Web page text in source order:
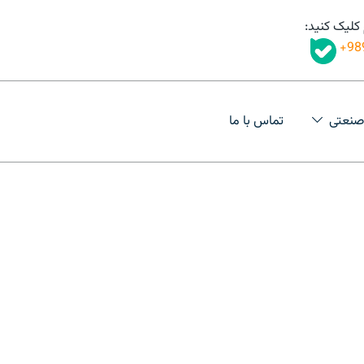
کلیک کنید:
تماس با ما